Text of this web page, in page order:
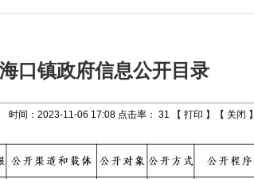
口镇政府信息公开目录
时间：2023-11-06 17:08 点击率： 31 【 打印 】【 关闭